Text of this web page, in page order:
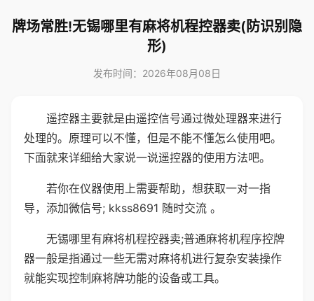
牌场常胜!无锡哪里有麻将机程控器卖(防识别隐
形)
发布时间：2026年08月08日
遥控器主要就是由遥控信号通过微处理器来进行
处理的。原理可以不懂，但是不能不懂怎么使用吧。
下面就来详细给大家说一说遥控器的使用方法吧。
若你在仪器使用上需要帮助，想获取一对一指
导，添加微信号; kkss8691 随时交流 。
无锡哪里有麻将机程控器卖;普通麻将机程序控牌
器一般是指通过一些无需对麻将机进行复杂安装操作
就能实现控制麻将牌功能的设备或工具。